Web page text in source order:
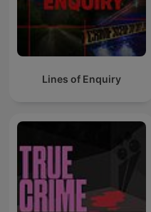
Lines of Enquiry